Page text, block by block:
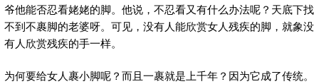
爷他能否忍看姥姥的脚。他说，不忍看又有什么办法呢？天底下找
不到不裹脚的老婆呀。可见，没有人能欣赏女人残疾的脚，就象没
有人欣赏残疾的手一样。
为何要给女人裹小脚呢？而且一裹就是上千年？因为它成了传统。